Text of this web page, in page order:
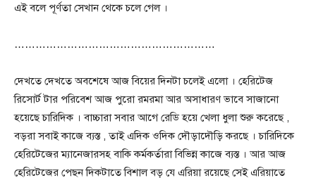
এই বলে পূর্ণতা সেখান থেকে চলে গেল ।
…………………………………………………
দেখতে দেখতে অবশেষে আজ বিয়ের দিনটা চলেই এলো । হেরিটেজ
রিসোর্ট টার পরিবেশ আজ পুরো রমরমা আর অসাধারণ ভাবে সাজানো
হয়েছে চারিদিক । বাচ্চারা সবার আগে রেডি হয়ে খেলা ধুলা শুরু করেছে ,
বড়রা সবাই কাজে ব্যস্ত , তাই এদিক ওদিক দৌড়াদৌড়ি করছে । চারিদিকে
হেরিটেজের ম্যানেজারসহ বাকি কর্মকর্তারা বিভিন্ন কাজে ব্যস্ত । আর আজ
হেরিটেজের পেছন দিকটাতে বিশাল বড় যে এরিয়া রয়েছে সেই এরিয়াতে